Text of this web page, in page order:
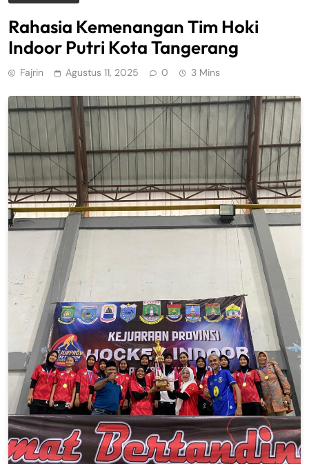
Rahasia Kemenangan Tim Hoki
Indoor Putri Kota Tangerang
Fajrin Agustus 11, 2025 0 3 Mins